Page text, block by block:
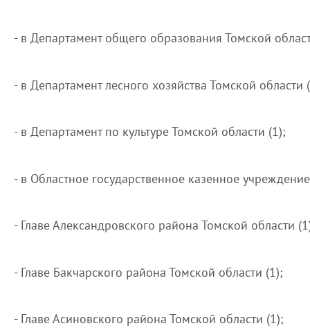
- в Департамент общего образования Томской
- в Департамент лесного хозяйства Томской области
- в Департамент по культуре Томской области (1);
- в Областное государственное казенное
- Главе Александровского района Томской области
- Главе Бакчарского района Томской области (1);
- Главе Асиновского района Томской области (1);